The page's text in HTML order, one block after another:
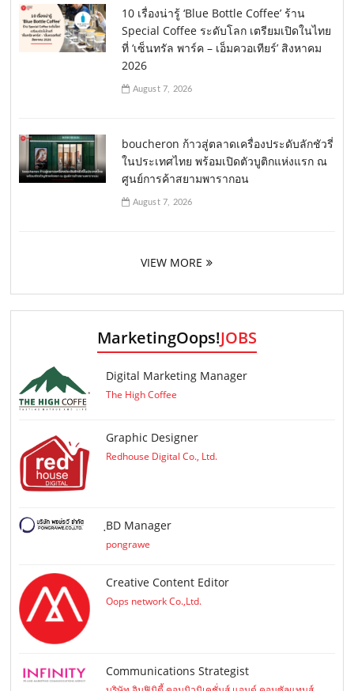
10 เรื่องน่ารู้ ‘Blue Bottle Coffee’ ร้าน
Special Coffee ระดับโลก เตรียมเปิดในไทย
ที่ ‘เซ็นทรัล พาร์ค – เอ็มควอเทียร์’ สิงหาคม
2026
August 7, 2026
boucheron ก้าวสู่ตลาดเครื่องประดับลักชัวรี่
ในประเทศไทย พร้อมเปิดตัวบูติกแห่งแรก ณ
ศูนย์การค้าสยามพารากอน
August 7, 2026
VIEW MORE
MarketingOops!JOBS
Digital Marketing Manager
The High Coffee
Graphic Designer
Redhouse Digital Co., Ltd.
ฺBD Manager
pongrawe
Creative Content Editor
Oops network Co.,Ltd.
Communications Strategist